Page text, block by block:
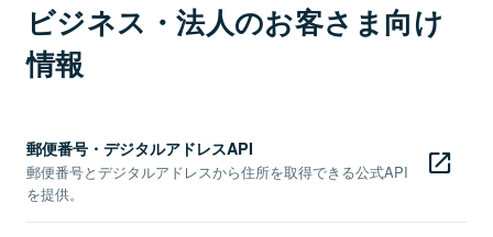
ビジネス・法人のお客さま向け
情報
郵便番号・デジタルアドレスAPI
郵便番号とデジタルアドレスから住所を取得できる公式API
を提供。